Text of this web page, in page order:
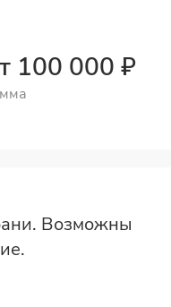
100 000 ₽
Возможны